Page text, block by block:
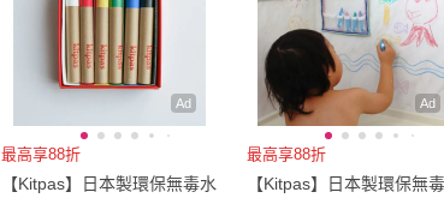
Ad
最高享88折
【Kitpas】日本製環保無毒水
Ad
最高享88折
【Kitpas】日本製環保無